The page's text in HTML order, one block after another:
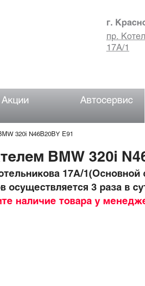
г.
пр.
17А/1
Акции Автосервис
320i N46B20BY E91
BMW 320i
17А/1(Основной
осуществляется 3 раза в
наличие товара у